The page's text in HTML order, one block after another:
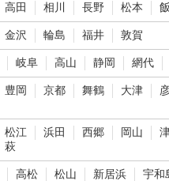
高田 相川 長野 松本
金沢 輪島 福井 敦賀
岐阜 高山 静岡 網代
豊岡 京都 舞鶴 大津
松江 浜田 西郷 岡山
萩
高松 松山 新居浜 宇和